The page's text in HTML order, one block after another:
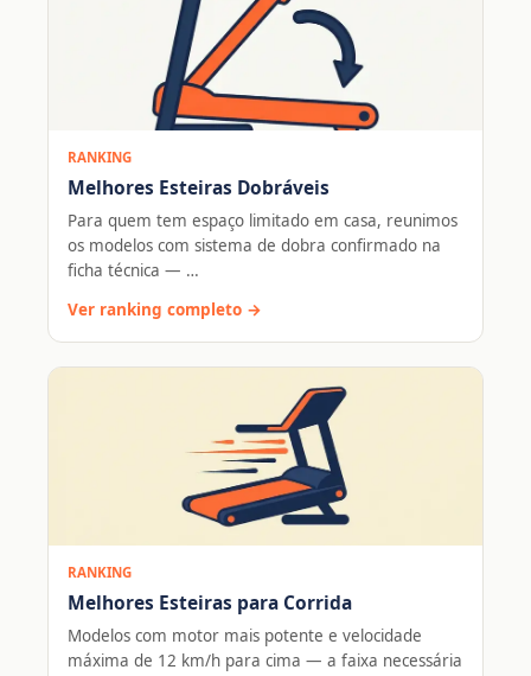
RANKING
Melhores Esteiras Dobráveis
Para quem tem espaço limitado em casa, reunimos
os modelos com sistema de dobra confirmado na
ficha técnica — …
Ver ranking completo →
RANKING
Melhores Esteiras para Corrida
Modelos com motor mais potente e velocidade
máxima de 12 km/h para cima — a faixa necessária